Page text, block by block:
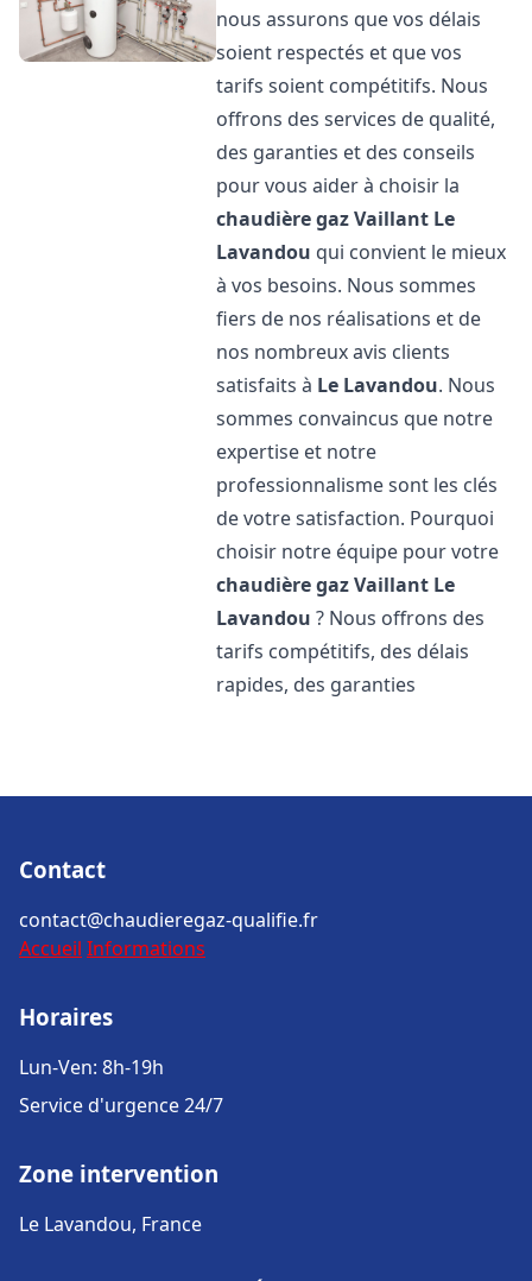
nous assurons que vos délais
soient respectés et que vos
tarifs soient compétitifs. Nous
offrons des services de qualité,
des garanties et des conseils
pour vous aider à choisir la
chaudière gaz Vaillant Le
Lavandou qui convient le mieux
à vos besoins. Nous sommes
fiers de nos réalisations et de
nos nombreux avis clients
satisfaits à Le Lavandou. Nous
sommes convaincus que notre
expertise et notre
professionnalisme sont les clés
de votre satisfaction. Pourquoi
choisir notre équipe pour votre
chaudière gaz Vaillant Le
Lavandou ? Nous offrons des
tarifs compétitifs, des délais
rapides, des garanties
Contact
contact@chaudieregaz-qualifie.fr
Accueil Informations
Horaires
Lun-Ven: 8h-19h
Service d'urgence 24/7
Zone intervention
Le Lavandou, France